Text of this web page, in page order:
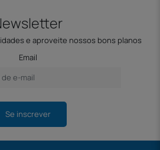
e aproveite nossos bons planos
Email
Se inscrever